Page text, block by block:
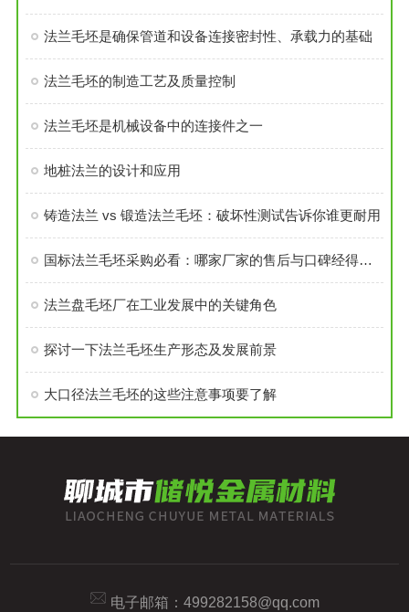
法兰毛坯是确保管道和设备连接密封性、承载力的基础
法兰毛坯的制造工艺及质量控制
法兰毛坯是机械设备中的连接件之一
地桩法兰的设计和应用
铸造法兰 vs 锻造法兰毛坯：破坏性测试告诉你谁更耐用
国标法兰毛坯采购必看：哪家厂家的售后与口碑经得起考验？
法兰盘毛坯厂在工业发展中的关键角色
探讨一下法兰毛坯生产形态及发展前景
大口径法兰毛坯的这些注意事项要了解
电子邮箱： 499282158@qq.com